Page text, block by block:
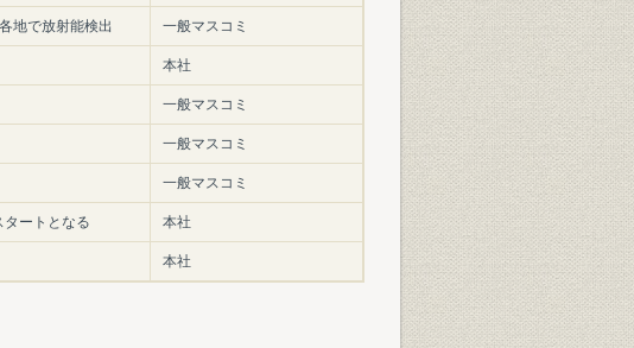
地で放射能検出 一般マスコミ
本社
一般マスコミ
一般マスコミ
一般マスコミ
ートとなる 本社
本社